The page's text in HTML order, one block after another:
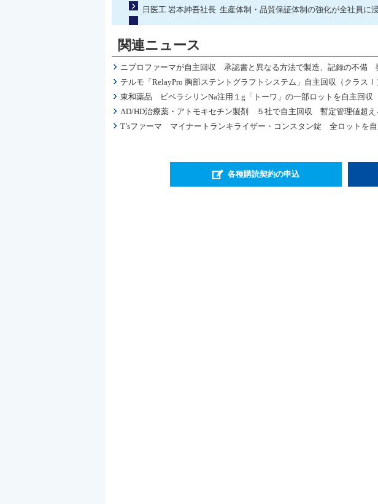
日医工 岩本紳吾社長 生産体制・品質保証体制の強化が全社員に
関連ニュース
ニプロファーマが自主回収 承認書と異なる方法で製造、記録の不備
テルモ「RelayPro 胸部ステントグラフトシステム」自主回収（クラ
東和薬品 ピペラシリンNa注用１g「トーワ」の一部ロットを自主回
AD/HD治療薬・アトモキセチン製剤 ５社で自主回収 暫定管理値超え
T’sファーマ マイナートランキライザー・コンスタン錠 全ロットを
各種購読契約の申込